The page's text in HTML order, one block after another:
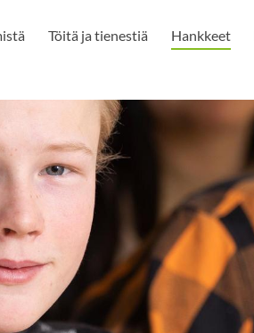
Töitä ja tienestiä Hankkeet